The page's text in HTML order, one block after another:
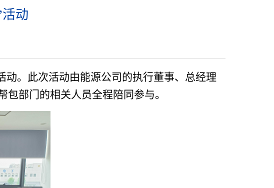
动
动。此次活动由能源公司的执行董事、 总经理
部门的相关人员全程陪同参与。